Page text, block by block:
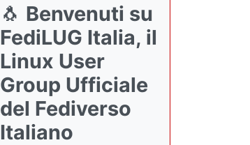
🐧 Benvenuti su
FediLUG Italia, il
Linux User
Group Ufficiale
del Fediverso
Italiano